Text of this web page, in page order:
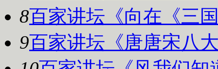
8百家讲坛《向在《三
9百家讲坛《唐唐宋八